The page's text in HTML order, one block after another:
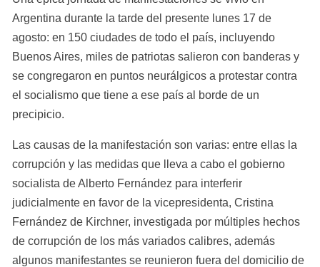
Argentina durante la tarde del presente lunes 17 de
agosto: en 150 ciudades de todo el país, incluyendo
Buenos Aires, miles de patriotas salieron con banderas y
se congregaron en puntos neurálgicos a protestar contra
el socialismo que tiene a ese país al borde de un
precipicio.
Las causas de la manifestación son varias: entre ellas la
corrupción y las medidas que lleva a cabo el gobierno
socialista de Alberto Fernández para interferir
judicialmente en favor de la vicepresidenta, Cristina
Fernández de Kirchner, investigada por múltiples hechos
de corrupción de los más variados calibres, además
algunos manifestantes se reunieron fuera del domicilio de